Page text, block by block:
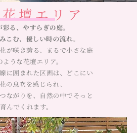
壇エリア
る、やすらぎの庭。
こむ、優しい時の流れ。
が咲き誇る、まるで小さな庭
ような花壇エリア。
に囲まれた区画は、どこにい
の息吹を感じられ、
ながりを、自然の中でそっと
育んでくれます。